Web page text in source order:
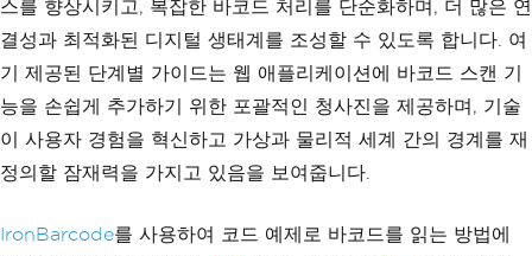
}
}
catch
( Exception ex)
{
// Display any e
rrors that occur during the
            lblResult
.Text
=
스를 향상시키고, 복잡한 바코드 처리를 단순화하며, 더 많은 연
결성과 최적화된 디지털 생태계를 조성할 수 있도록 합니다. 여
기 제공된 단계별 가이드는 웹 애플리케이션에 바코드 스캔 기
능을 손쉽게 추가하기 위한 포괄적인 청사진을 제공하며, 기술
이 사용자 경험을 혁신하고 가상과 물리적 세계 간의 경계를 재
정의할 잠재력을 가지고 있음을 보여줍니다.
IronBarcode를 사용하여 코드 예제로 바코드를 읽는 방법에